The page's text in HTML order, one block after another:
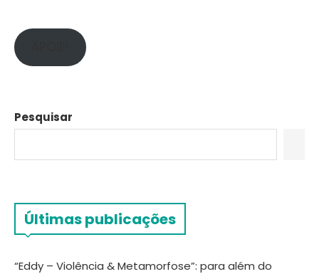
Pesquisar
Últimas publicações
“Eddy – Violência & Metamorfose”: para além do